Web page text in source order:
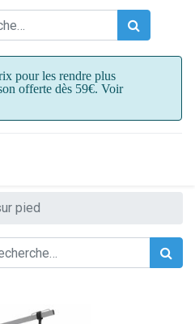
pour les rendre plus
offerte dès 59€. Voir
pied